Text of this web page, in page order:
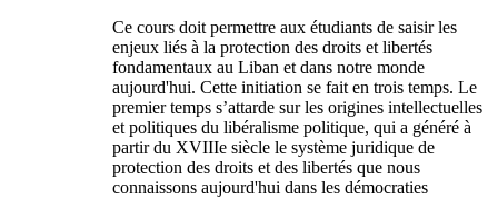
Ce cours doit permettre aux étudiants de saisir les
enjeux liés à la protection des droits et libertés
fondamentaux au Liban et dans notre monde
aujourd'hui. Cette initiation se fait en trois temps. Le
premier temps s’attarde sur les origines intellectuelles
et politiques du libéralisme politique, qui a généré à
partir du XVIIIe siècle le système juridique de
protection des droits et des libertés que nous
connaissons aujourd'hui dans les démocraties